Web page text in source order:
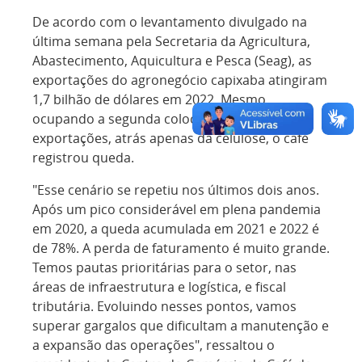
De acordo com o levantamento divulgado na
última semana pela Secretaria da Agricultura,
Abastecimento, Aquicultura e Pesca (Seag), as
exportações do agronegócio capixaba atingiram
1,7 bilhão de dólares em 2022. Mesmo
ocupando a segunda colocação na pauta das
exportações, atrás apenas da celulose, o café
registrou queda.
"Esse cenário se repetiu nos últimos dois anos.
Após um pico considerável em plena pandemia
em 2020, a queda acumulada em 2021 e 2022 é
de 78%. A perda de faturamento é muito grande.
Temos pautas prioritárias para o setor, nas
áreas de infraestrutura e logística, e fiscal
tributária. Evoluindo nesses pontos, vamos
superar gargalos que dificultam a manutenção e
a expansão das operações", ressaltou o